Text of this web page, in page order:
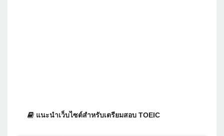
แนะนำเว็บไซต์สำหรับเตรียมสอบ TOEIC